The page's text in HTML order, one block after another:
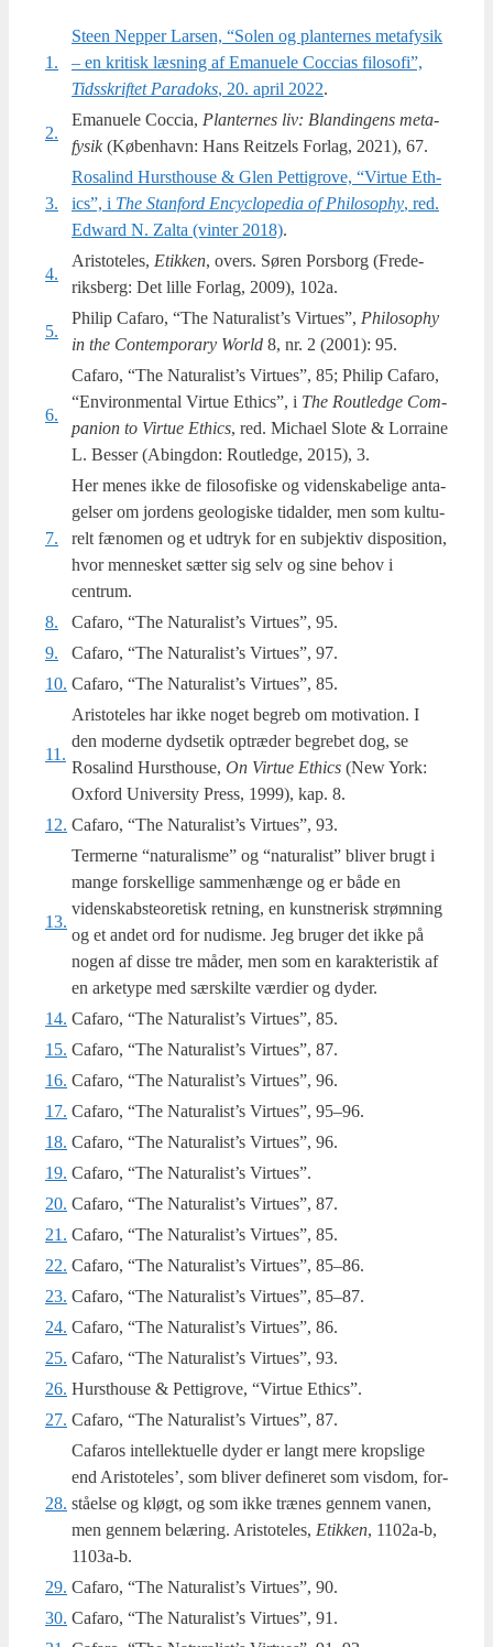
1.
Ste­en Nep­per Lar­sen, “Solen og plan­ter­nes meta­fy­sik
– en kri­tisk læs­ning af Ema­nu­e­le Coc­ci­as filo­so­fi”,
Tids­skrif­tet Para­doks, 20. april 2022.
2.
Emanuele Coc­cia, Plan­ter­nes liv: Blan­din­gens meta­
fy­sik (Køben­havn: Hans Reitzels For­lag, 2021), 67.
3.
Rosa­lind Hurst­hou­se & Glen Pet­ti­grove, “Vir­tue Eth­
ics”, i The Stan­ford Encycl­ope­dia of Phi­los­op­hy, red.
Edward N. Zal­ta (vin­ter 2018).
4.
Aristoteles, Etik­ken, overs. Søren Pors­borg (Fre­de­
riks­berg: Det lil­le For­lag, 2009), 102a.
5.
Philip Cafa­ro, “The Natu­ra­list’s Vir­tu­es”, Phi­los­op­hy
in the Con­tem­porary World 8, nr. 2 (2001): 95.
6.
Cafaro, “The Natu­ra­list’s Vir­tu­es”, 85; Phi­lip Cafa­ro,
“Environ­men­tal Vir­tue Eth­ics”, i The Rout­led­ge Com­
pa­ni­on to Vir­tue Eth­ics, red. Micha­el Slo­te & Lor­rai­ne
L. Bes­ser (Abing­don: Rout­led­ge, 2015), 3.
7.
Her menes ikke de filo­so­fi­ske og viden­ska­be­li­ge anta­
gel­ser om jor­dens geo­lo­gi­ske tidal­der, men som kul­tu­
relt fæno­men og et udtryk for en sub­jek­tiv dis­po­si­tion,
hvor men­ne­sket sæt­ter sig selv og sine behov i
centrum.
8.
Cafaro, “The Natu­ra­list’s Vir­tu­es”, 95.
9.
Cafaro, “The Natu­ra­list’s Vir­tu­es”, 97.
10. Cafaro, “The Natu­ra­list’s Vir­tu­es”, 85.
11.
Aristoteles har ikke noget begreb om moti­va­tion. I
den moder­ne dyds­etik optræ­der begre­bet dog, se
Rosa­lind Hurst­hou­se, On Vir­tue Eth­ics (New York:
Oxford Uni­ver­si­ty Press, 1999), kap. 8.
12. Cafaro, “The Natu­ra­list’s Vir­tu­es”, 93.
13.
Termerne “natu­ra­lis­me” og “natu­ra­list” bli­ver brugt i
man­ge for­skel­li­ge sam­men­hæn­ge og er både en
viden­sk­ab­ste­o­re­tisk ret­ning, en kunst­ne­risk strøm­ning
og et andet ord for nudis­me. Jeg bru­ger det ikke på
nogen af dis­se tre måder, men som en karak­te­ri­stik af
en arke­ty­pe med sær­skil­te vær­di­er og dyder.
14. Cafaro, “The Natu­ra­list’s Vir­tu­es”, 85.
15. Cafaro, “The Natu­ra­list’s Vir­tu­es”, 87.
16. Cafaro, “The Natu­ra­list’s Vir­tu­es”, 96.
17. Cafaro, “The Natu­ra­list’s Vir­tu­es”, 95–96.
18. Cafaro, “The Natu­ra­list’s Vir­tu­es”, 96.
19. Cafaro, “The Natu­ra­list’s Virtues”.
20. Cafaro, “The Natu­ra­list’s Vir­tu­es”, 87.
21. Cafaro, “The Natu­ra­list’s Vir­tu­es”, 85.
22. Cafaro, “The Natu­ra­list’s Vir­tu­es”, 85–86.
23. Cafaro, “The Natu­ra­list’s Vir­tu­es”, 85–87.
24. Cafaro, “The Natu­ra­list’s Vir­tu­es”, 86.
25. Cafaro, “The Natu­ra­list’s Vir­tu­es”, 93.
26. Hursthouse & Pet­ti­grove, “Vir­tue Ethics”.
27. Cafaro, “The Natu­ra­list’s Vir­tu­es”, 87.
28.
Cafaros intel­lek­tu­el­le dyder er langt mere krops­li­ge
end Ari­sto­te­les’, som bli­ver defi­ne­ret som vis­dom, for­
stå­el­se og kløgt, og som ikke træ­nes gen­nem vanen,
men gen­nem belæ­ring. Ari­sto­te­les, Etik­ken, 1102a‑b,
1103a‑b.
29. Cafaro, “The Natu­ra­list’s Vir­tu­es”, 90.
30. Cafaro, “The Natu­ra­list’s Vir­tu­es”, 91.